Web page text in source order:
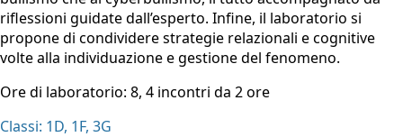
riflessioni guidate dall’esperto. Infine, il laboratorio si
propone di condividere strategie relazionali e cognitive
volte alla individuazione e gestione del fenomeno.
Ore di laboratorio: 8, 4 incontri da 2 ore
Classi: 1D, 1F, 3G